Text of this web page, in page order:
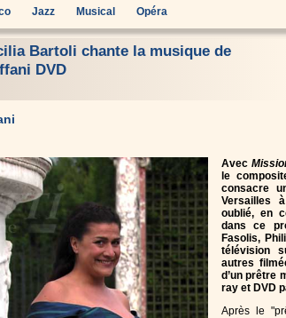
Jazz Musical Opéra
Bartoli chante la musique de
DVD
Avec
le
consacre
Versailles
oublié, en
dans ce
Fasolis,
télévision
autres
d’un prêtre
ray et DVD
Après le